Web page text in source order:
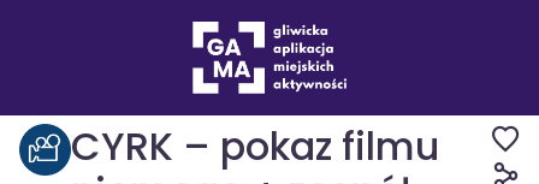
Film
CYRK – pokaz filmu